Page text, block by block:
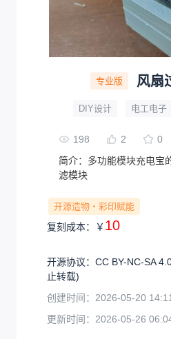
专业版 风扇
DIY设计 电工电子
198 2 0
简介： 多功能模块充电宝
滤模块
开源造物・彩印赋能
复刻成本： ￥ 10
开源协议：CC BY-NC-SA
止转载)
创建时间： 2026-05-20
更新时间： 2026-05-26